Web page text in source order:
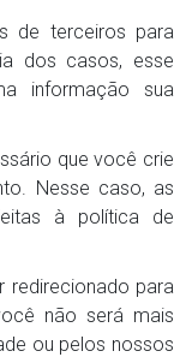
de terceiros para
dos casos, esse
informação sua
que você crie
Nesse caso, as
à política de
redirecionado para
não será mais
ou pelos nossos